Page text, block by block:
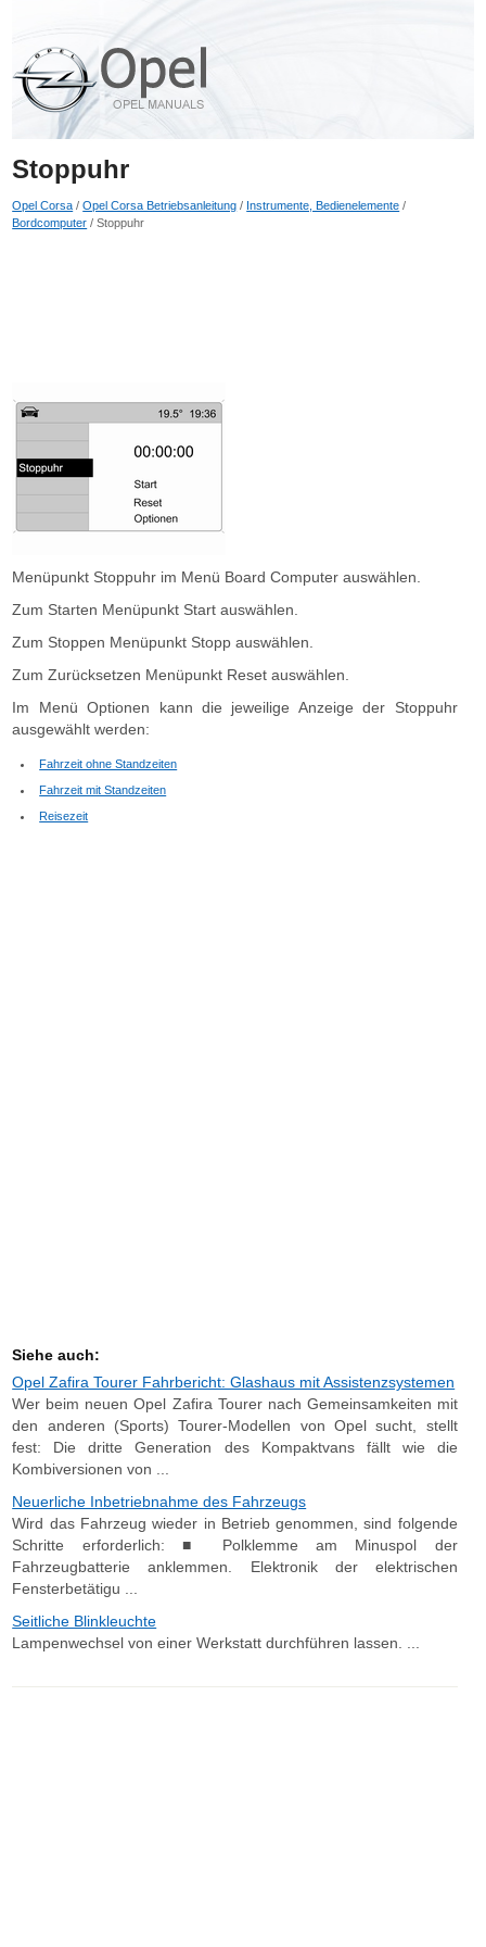
Stoppuhr
Opel Corsa /Opel Corsa Betriebsanleitung / Instrumente, Bedienelemente /
Bordcomputer / Stoppuhr
Menüpunkt Stoppuhr im Menü Board Computer auswählen.
Zum Starten Menüpunkt Start auswählen.
Zum Stoppen Menüpunkt Stopp auswählen.
Zum Zurücksetzen Menüpunkt Reset auswählen.
Im Menü Optionen kann die jeweilige Anzeige der Stoppuhr
ausgewählt werden:
Fahrzeit ohne Standzeiten
Fahrzeit mit Standzeiten
Reisezeit
Siehe auch:
Opel Zafira Tourer Fahrbericht: Glashaus mit Assistenzsystemen
Wer beim neuen Opel Zafira Tourer nach Gemeinsamkeiten mit
den anderen (Sports) Tourer-Modellen von Opel sucht, stellt
fest: Die dritte Generation des Kompaktvans fällt wie die
Kombiversionen von ...
Neuerliche Inbetriebnahme des Fahrzeugs
Wird das Fahrzeug wieder in Betrieb genommen, sind folgende
Schritte erforderlich: ■ Polklemme am Minuspol der
Fahrzeugbatterie anklemmen. Elektronik der elektrischen
Fensterbetätigu ...
Seitliche Blinkleuchte
Lampenwechsel von einer Werkstatt durchführen lassen. ...